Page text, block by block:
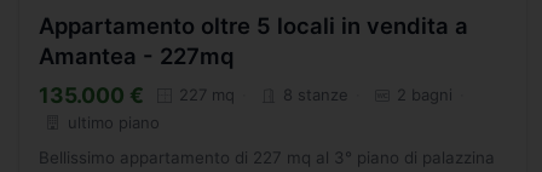
Appartamento oltre 5 locali in vendita a
Amantea - 227mq
135.000 € 227 mq 8 stanze
2 bagni
ultimo piano
Bellissimo appartamento di 227 mq al 3° piano di palazzina